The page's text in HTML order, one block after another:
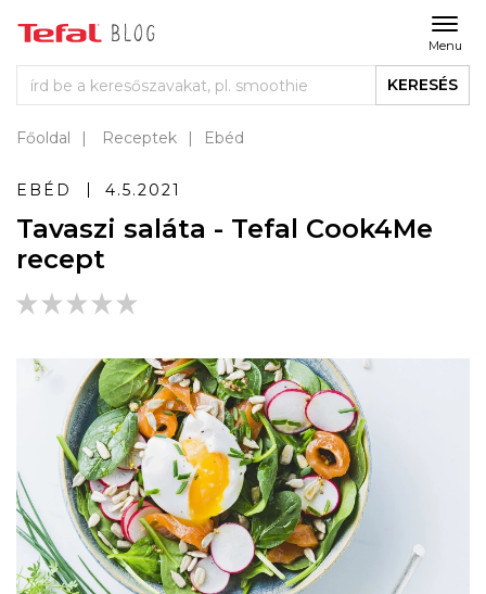
Menu
KERESÉS
Főoldal Receptek Ebéd
EBÉD 4.5.2021
Tavaszi saláta - Tefal Cook4Me
recept